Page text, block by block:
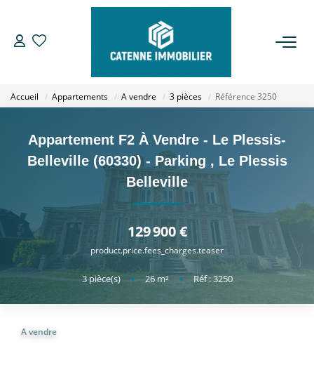
LOUER
ESTIMER
GESTION
NOTRE AGENCE
Qui Sommes Nous
Accueil Appartements A vendre 3 pièces Référence 3250
Appartement F2 À Vendre - Le Plessis-
Belleville (60330) - Parking , Le Plessis
Belleville
129 900 €
product.price.fees_charges.teaser
3pièce(s) • 26m² • Réf : 3250
A vendre